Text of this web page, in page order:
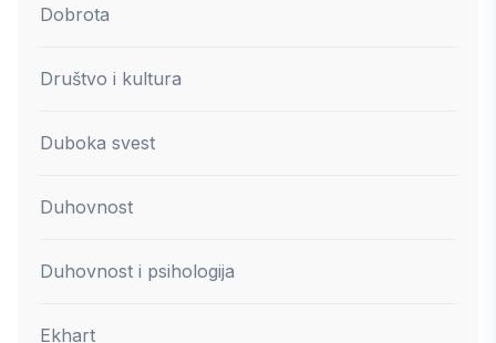
Dobrota
Društvo i kultura
Duboka svest
Duhovnost
Duhovnost i psihologija
Ekhart